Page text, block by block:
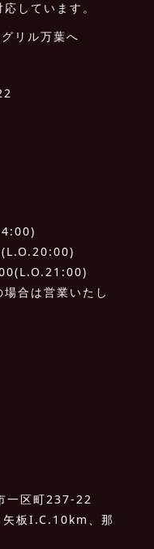
しています。
リル万葉へ
合は営業いたし
一区町237-22
矢板I.C.10km、那